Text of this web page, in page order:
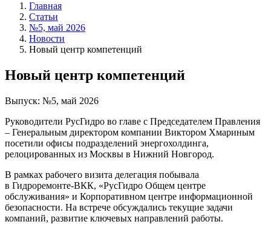
Главная
Статьи
№5, май 2026
Новости
Новый центр компетенций
Новый центр компетенций
Выпуск: №5, май 2026
Руководители РусГидро во главе с Председателем Правления
– Генеральным директором компании Виктором Хмариным
посетили офисы подразделений энергохолдинга,
релоцированных из Москвы в Нижний Новгород.
В рамках рабочего визита делегация побывала
в Гидроремонте-ВКК, «РусГидро Общем центре
обслуживания» и Корпоративном центре информационной
безопасности. На встрече обсуждались текущие задачи
компаний, развитие ключевых направлений работы.